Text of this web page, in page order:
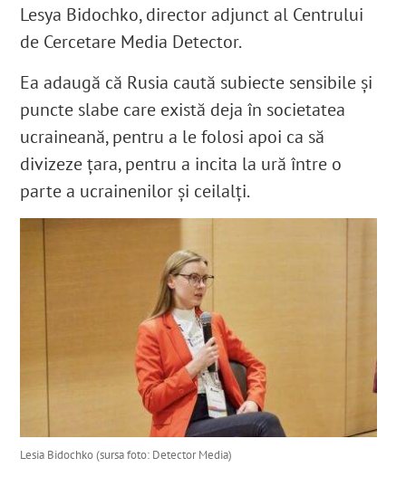
Lesya Bidochko, director adjunct al Centrului
de Cercetare Media Detector.
Ea adaugă că Rusia caută subiecte sensibile și
puncte slabe care există deja în societatea
ucraineană, pentru a le folosi apoi ca să
divizeze țara, pentru a incita la ură între o
parte a ucrainenilor și ceilalți.
Lesia Bidochko (sursa foto: Detector Media)